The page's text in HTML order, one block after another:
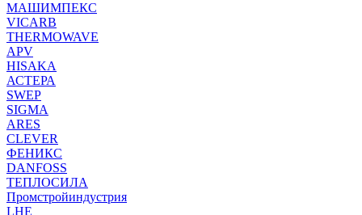
МАШИМПЕКС
VICARB
THERMOWAVE
APV
HISAKA
АСТЕРА
SWEP
SIGMA
ARES
CLEVER
ФЕНИКС
DANFOSS
ТЕПЛОСИЛА
Промстройиндустрия
LHE